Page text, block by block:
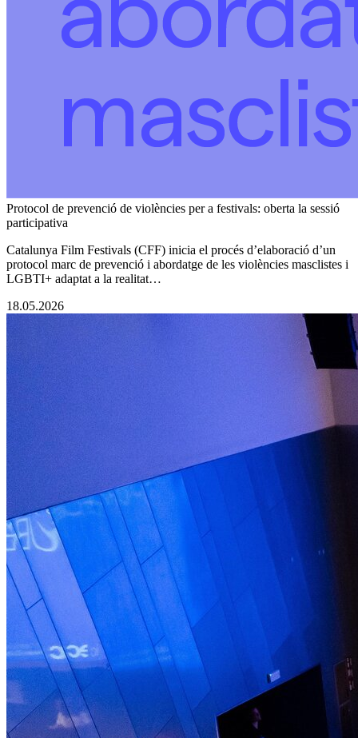
Protocol de prevenció de violències per a festivals: oberta la sessió
participativa
Catalunya Film Festivals (CFF) inicia el procés d’elaboració d’un
protocol marc de prevenció i abordatge de les violències masclistes i
LGBTI+ adaptat a la realitat…
18.05.2026